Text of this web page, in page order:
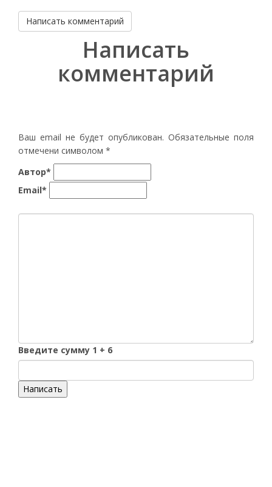
Написать комментарий
Написать
комментарий
Ваш email не будет опубликован. Обязательные поля
отмечени символом *
Автор*
Email*
Введите сумму 1 + 6
Написать